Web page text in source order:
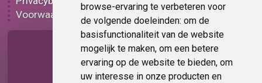
browse-ervaring te verbeteren voor
de volgende doeleinden: om de
basisfunctionaliteit van de website
mogelijk te maken, om een betere
ervaring op de website te bieden, om
uw interesse in onze producten en
Voorwaarden
Op bestelling
Pagina delen